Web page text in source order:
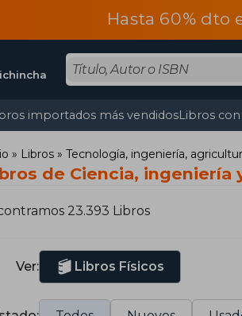
Hasta 60%
importados más vendidosLibros
Libros Tecnología, ingeniería,
de Ciencia,
23.393 Libros
Ver: Libros Físicos